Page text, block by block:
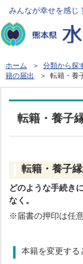
みんなが幸せを感じ
ホーム ＞分類から探
籍の届出
＞ 転籍・養
転籍・養子
転籍・養子
どのような手続き
なく。
※届書の押印は任
本籍を変更する